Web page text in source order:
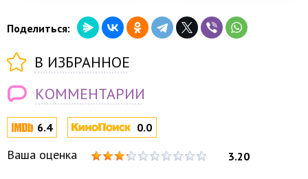
6.4 0.0
Ваша оценка 3.20
Поделиться:
В ИЗБРАННОЕ
КОММЕНТАРИИ